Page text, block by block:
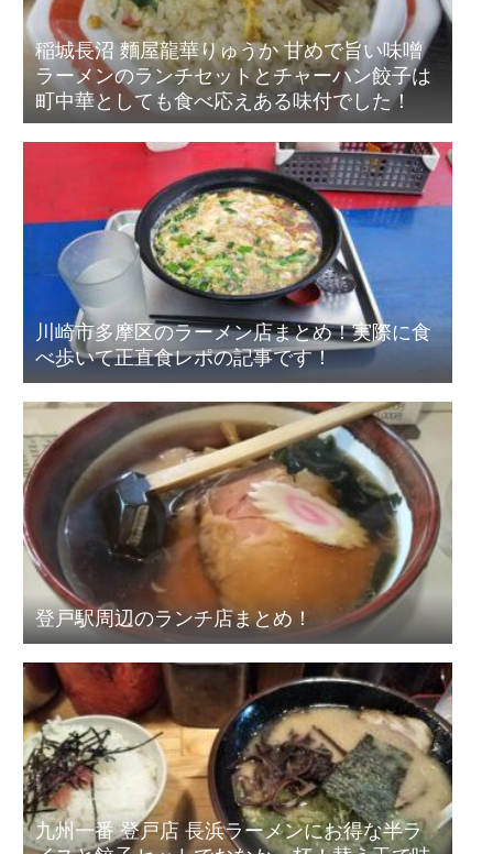
稲城長沼 麵屋龍華りゅうか 甘めで旨い味噌
ラーメンのランチセットとチャーハン餃子は
町中華としても食べ応えある味付でした！
川崎市多摩区のラーメン店まとめ！実際に食
べ歩いて正直食レポの記事です！
登戸駅周辺のランチ店まとめ！
九州一番 登戸店 長浜ラーメンにお得な半ラ